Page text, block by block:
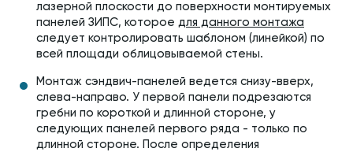
лазерной плоскости до поверхности монтируемых
панелей ЗИПС, которое для данного монтажа
следует контролировать шаблоном (линейкой) по
всей площади облицовываемой стены.
Монтаж сэндвич-панелей ведется снизу-вверх,
слева-направо. У первой панели подрезаются
гребни по короткой и длинной стороне, у
следующих панелей первого ряда - только по
длинной стороне. После определения